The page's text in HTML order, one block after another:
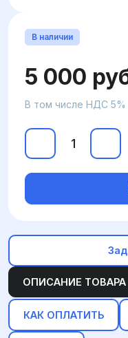
ОПИСАНИЕ ТОВАРА
КАК ОПЛАТИТЬ
В наличии
5 000
В том числе НДС 5%